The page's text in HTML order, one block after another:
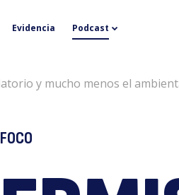
Evidencia Podcast
y mucho menos el